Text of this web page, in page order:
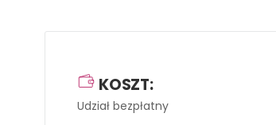
KOSZT:
Udział bezpłatny